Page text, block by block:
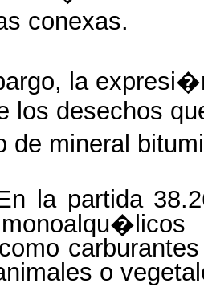
conexas.
la
los desechos
mineral
la partida
o